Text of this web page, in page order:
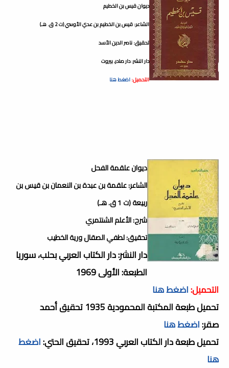
ديوان قيس بن الخطيم
الشاعر: قيس بن الخطيم بن عدي الأوسي (ت 2 ق. هـ)
تحقيق: ناصر الدين الأسد
دار النشر: دار صادر، بيروت
التحميل:اضغط هنا
ديوان علقمة الفحل
الشاعر: علقمة بن عبدة بن النعمان بن قيس بن
ربيعة (ت 1 ق. هـ)
شرح: الأعلم الشنتمري
تحقيق: لطفي الصقال ورية الخطيب
دار النشر: دار الكتاب العربي بحلب، سوريا
الطبعة: الأولى 1969
التحميل:اضغط هنا
تحميل طبعة المكتبة المحمودية 1935 تحقيق أحمد
صقر:اضغط هنا
تحميل طبعة دار الكتاب العربي 1993، تحقيق الحتي:
اضغط
هنا